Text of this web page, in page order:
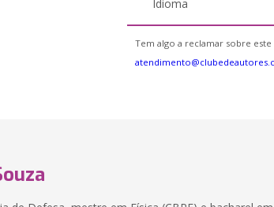
Idioma
Tem algo a reclamar sobre